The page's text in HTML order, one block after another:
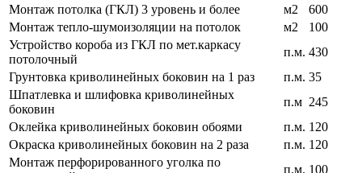
Монтаж потолка (ГКЛ) 3 уровень и более
м2
600
Монтаж тепло-шумоизоляции на потолок
м2
100
Устройство короба из ГКЛ по мет.каркасу
потолочный
п.м. 430
Грунтовка криволинейных боковин на 1 раз
п.м. 35
Шпатлевка и шлифовка криволинейных
боковин
п.м 245
Оклейка криволинейных боковин обоями
п.м. 120
Окраска криволинейных боковин на 2 раза
п.м. 120
Монтаж перфорированного уголка по
п.м. 100